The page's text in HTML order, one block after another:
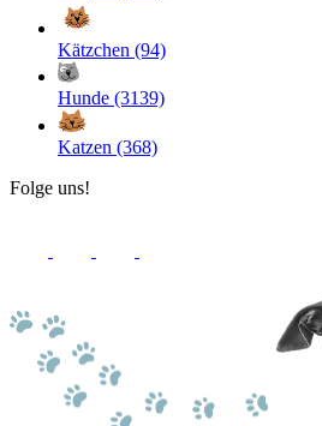
Kätzchen (94)
Hunde (3139)
Katzen (368)
Folge uns!